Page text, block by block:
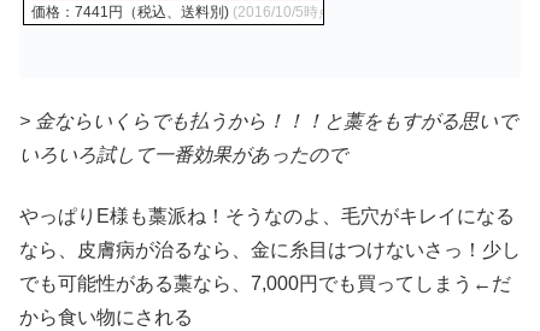
価格：7441円（税込、送料別) (2016/10/5時点)
> 金ならいくらでも払うから！！！と藁をもすがる思いで
いろいろ試して一番効果があったので
やっぱりE様も藁派ね！そうなのよ、毛穴がキレイになる
なら、皮膚病が治るなら、金に糸目はつけないさっ！少し
でも可能性がある藁なら、7,000円でも買ってしまう←だ
から食い物にされる